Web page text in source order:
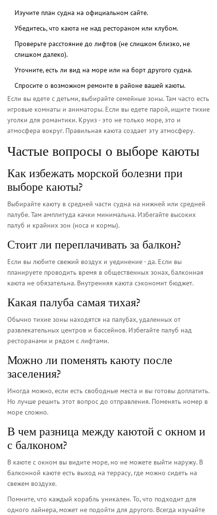
Изучите план судна на официальном сайте.
Убедитесь, что каюта не над рестораном или клубом.
Проверьте расстояние до лифтов (не слишком близко, не
слишком далеко).
Уточните, есть ли вид на море или на борт другого судна.
Спросите о возможном ремонте в районе вашей каюты.
Если вы едете с детьми, выбирайте семейные зоны. Там часто есть
игровые комнаты и аниматоры. Если вы едете парой, ищите тихие
уголки для романтики. Круиз - это не только море, это и
атмосфера вокруг. Правильная каюта создает эту атмосферу.
Частые вопросы о выборе каюты
Как избежать морской болезни при
выборе каюты?
Выбирайте каюту в средней части судна на нижней или средней
палубе. Там амплитуда качки минимальна. Избегайте высоких
палуб и крайних зон (носа и кормы).
Стоит ли переплачивать за балкон?
Если вы любите свежий воздух и уединение - да. Если вы
планируете проводить время в общественных зонах, балконная
каюта не обязательна. Внутренняя каюта сэкономит бюджет.
Какая палуба самая тихая?
Обычно тихие зоны находятся на палубах, удаленных от
развлекательных центров и бассейнов. Избегайте палуб над
ресторанами и рядом с лифтами.
Можно ли поменять каюту после
заселения?
Иногда можно, если есть свободные места и вы готовы доплатить.
Но лучше решить этот вопрос до отправления. Поменять номер в
море сложно.
В чем разница между каютой с окном и
с балконом?
В каюте с окном вы видите море, но не можете выйти наружу. В
балконной каюте есть выход на террасу, где можно сидеть на
свежем воздухе.
Помните, что каждый корабль уникален. То, что подходит для
одного лайнера, может не подойти для другого. Всегда изучайте